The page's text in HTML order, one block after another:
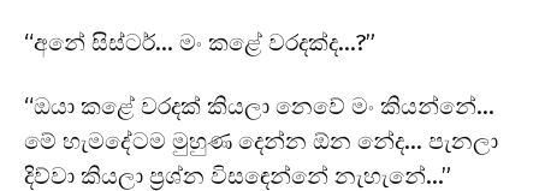
“අනේ සිස්ටර්… මං කළේ වරදක්ද…?”
“ඔයා කළේ වරදක් කියලා නෙවේ මං කියන්නේ…
මේ හැමදේටම මුහුණ දෙන්න ඕන නේද… පැනලා
දිව්වා කියලා ප්‍රශ්න විසඳෙන්නේ නැහැනේ…”